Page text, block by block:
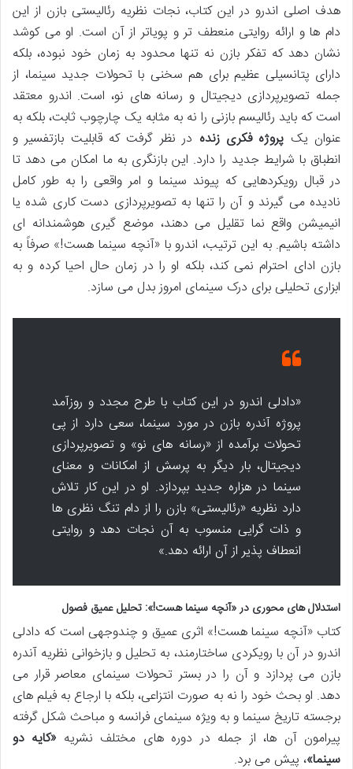
هدف اصلی اندرو در این کتاب، نجات نظریه رئالیستی بازن از این
دام ها و ارائه روایتی منعطف تر و پویاتر از آن است. او می کوشد
نشان دهد که تفکر بازن نه تنها محدود به زمان خود نبوده، بلکه
دارای پتانسیلی عظیم برای هم سخنی با تحولات جدید سینما، از
جمله تصویرپردازی دیجیتال و رسانه های نو، است. اندرو معتقد
است که باید رئالیسم بازنی را نه به مثابه یک چارچوب ثابت، بلکه به
عنوان یک پروژه فکری زنده در نظر گرفت که قابلیت بازتفسیر و
انطباق با شرایط جدید را دارد. این بازنگری به ما امکان می دهد تا
در قبال رویکردهایی که پیوند سینما و امر واقعی را به طور کامل
نادیده می گیرند و آن را تنها به تصویرپردازی دست کاری شده یا
انیمیشن واقع نما تقلیل می دهند، موضع گیری هوشمندانه ای
داشته باشیم. به این ترتیب، اندرو با «آنچه سینما هست!» صرفاً به
بازن ادای احترام نمی کند، بلکه او را در زمان حال احیا کرده و به
ابزاری تحلیلی برای درک سینمای امروز بدل می سازد.
«دادلی اندرو در این کتاب با طرح مجدد و روزآمد
پروژه آندره بازن در مورد سینما، سعی دارد از پی
تحولات برآمده از «رسانه های نو» و تصویرپردازی
دیجیتال، بار دیگر به پرسش از امکانات و معنای
سینما در هزاره جدید بپردازد. او در این کار تلاش
دارد نظریه «رئالیستی» بازن را از دام تنگ نظری ها
و ذات گرایی منسوب به آن نجات دهد و روایتی
انعطاف پذیر از آن ارائه دهد.»
استدلال های محوری در «آنچه سینما هست!»: تحلیل عمیق فصول
کتاب «آنچه سینما هست!» اثری عمیق و چندوجهی است که دادلی
اندرو در آن با رویکردی ساختارمند، به تحلیل و بازخوانی نظریه آندره
بازن می پردازد و آن را در بستر تحولات سینمای معاصر قرار می
دهد. او بحث خود را نه به صورت انتزاعی، بلکه با ارجاع به فیلم های
برجسته تاریخ سینما و به ویژه سینمای فرانسه و مباحث شکل گرفته
پیرامون آن ها، از جمله در دوره های مختلف نشریه «کایه دو
سینما»، پیش می برد.